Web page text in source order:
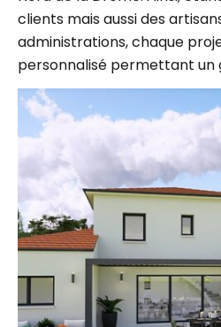
administrations, chaque
personnalisé permettant un